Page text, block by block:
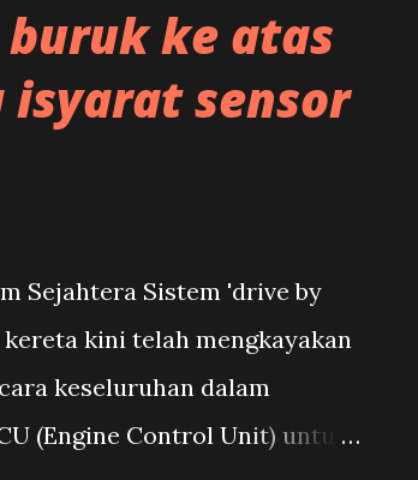
ke atas
sensor
Sejahtera Sistem 'drive by
kini telah mengkayakan
keseluruhan dalam
(Engine Control Unit) untuk